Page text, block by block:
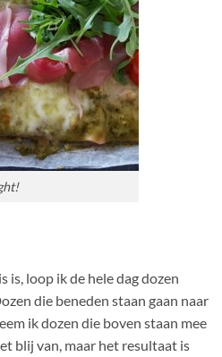
is, loop ik de hele dag dozen
die beneden staan gaan naar
ik dozen die boven staan mee
blij van, maar het resultaat is